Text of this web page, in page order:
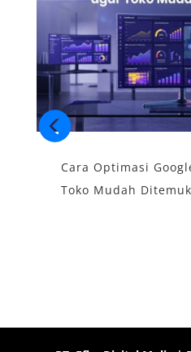
Cara Optimasi
Toko Mudah